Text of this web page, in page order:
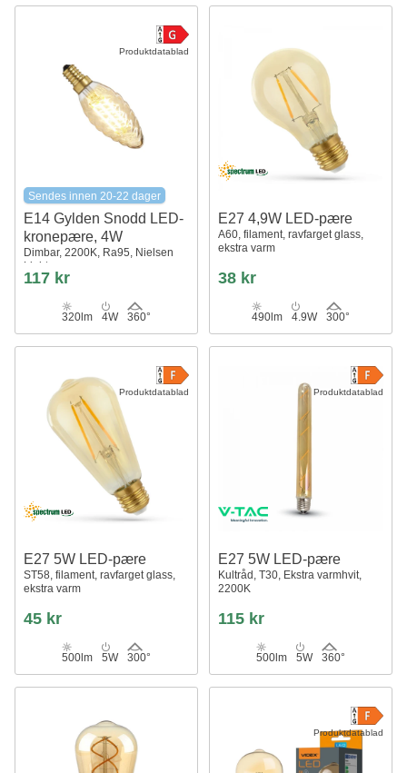
Produktdatablad
Sendes innen 20-22 dager
E14 Gylden Snodd LED-
kronepære, 4W
Dimbar, 2200K, Ra95, Nielsen
Light
117 kr
320lm 4W 360°
E27 4,9W LED-pære
A60, filament, ravfarget glass,
ekstra varm
38 kr
490lm 4.9W 300°
Produktdatablad
E27 5W LED-pære
ST58, filament, ravfarget glass,
ekstra varm
45 kr
500lm 5W 300°
Produktdatablad
E27 5W LED-pære
Kultråd, T30, Ekstra varmhvit,
2200K
115 kr
500lm 5W 360°
Produktdatablad